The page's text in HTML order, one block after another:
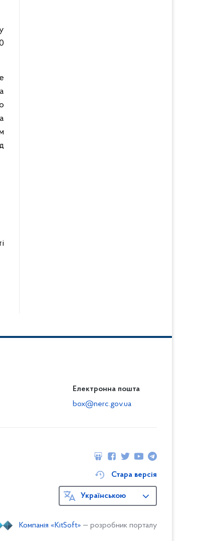
Електронна пошта
box@nerc.gov.ua
Стара версія
Українською
Компанія «KitSoft» — розробник порталу